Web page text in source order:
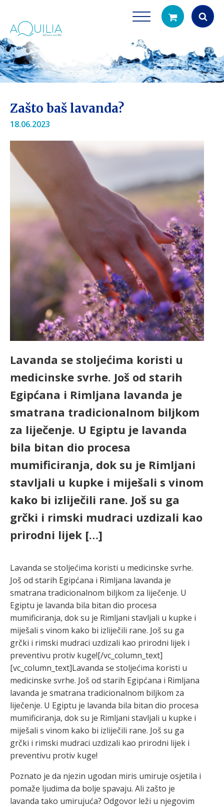
search
Zašto baš lavanda?
18.06.2023
Lavanda se stoljećima koristi u
medicinske svrhe. Još od starih
Egipćana i Rimljana lavanda je
smatrana tradicionalnom biljkom
za liječenje. U Egiptu je lavanda
bila bitan dio procesa
mumificiranja, dok su je Rimljani
stavljali u kupke i miješali s vinom
kako bi izliječili rane. Još su ga
grčki i rimski mudraci uzdizali kao
prirodni lijek […]
Lavanda se stoljećima koristi u medicinske svrhe.
Još od starih Egipćana i Rimljana lavanda je
smatrana tradicionalnom biljkom za liječenje. U
Egiptu je lavanda bila bitan dio procesa
mumificiranja, dok su je Rimljani stavljali u kupke i
miješali s vinom kako bi izliječili rane. Još su ga
grčki i rimski mudraci uzdizali kao prirodni lijek i
preventivu protiv kuge![/vc_column_text]
[vc_column_text]Lavanda se stoljećima koristi u
medicinske svrhe. Još od starih Egipćana i Rimljana
lavanda je smatrana tradicionalnom biljkom za
liječenje. U Egiptu je lavanda bila bitan dio procesa
mumificiranja, dok su je Rimljani stavljali u kupke i
miješali s vinom kako bi izliječili rane. Još su ga
grčki i rimski mudraci uzdizali kao prirodni lijek i
preventivu protiv kuge!
Poznato je da njezin ugodan miris umiruje osjetila i
pomaže ljudima da bolje spavaju. Ali zašto je
lavanda tako umirujuća? Odgovor leži u njegovim
filtriranje vode za tuširanje
Potpuno prijenosno
čistu vodu za